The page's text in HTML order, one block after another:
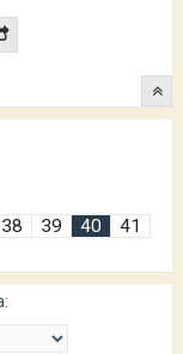
38 39 40
41